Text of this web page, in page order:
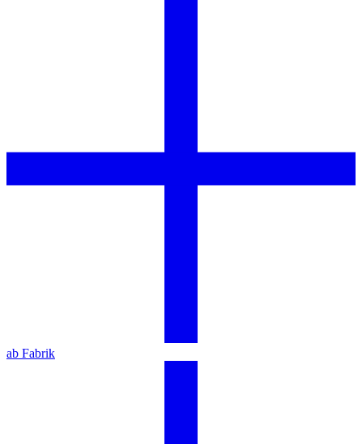
ab Fabrik